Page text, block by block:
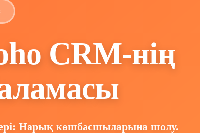
CRM-нің
Нарық көшбасшыларына шолу.